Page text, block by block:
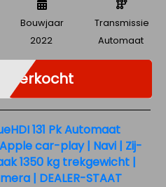
Bouwjaar
2022
Transmissie
Automaat
Verkocht